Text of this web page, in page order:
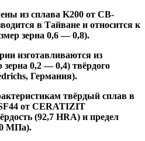
из сплава K200 от CB-
в Тайване и относится к
зерна 0,6 — 0,8).
изготавливаются из
зерна 0,2 — 0,4) твёрдого
Германия).
твёрдый сплав в
от CERATIZIT
(92,7 HRA) и предел
МПа).